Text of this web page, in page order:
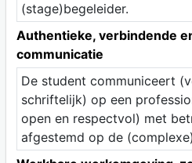
(stage)begeleider.
Authentieke, verbindende
communicatie
De student communiceert
schriftelijk) op een
open en respectvol) met
afgestemd op de